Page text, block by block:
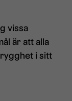
vissa
är att alla
i sitt